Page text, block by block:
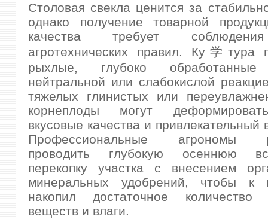
Столовая свекла ценится за
однако получение товарной
качества требует
агротехнических правил. Ку学тура
рыхлые, глубоко
нейтральной или слабокислой
тяжелых глинистых или
корнеплоды могут
вкусовые качества и
Профессиональные агрономы
проводить глубокую осеннюю
перекопку участка с внесением
минеральных удобрений, чтобы к
накопил достаточное количество
веществ и влаги.